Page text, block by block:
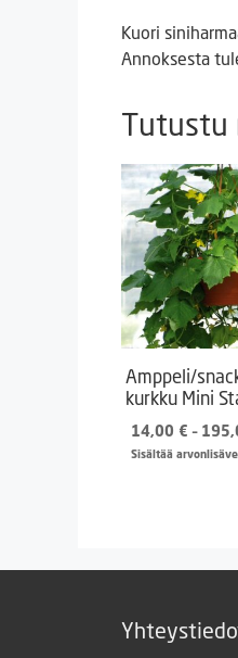
Kuori
Annoksesta
Tutustu
Amppeli/
kurkku Mini
14,00 € –
Sisältää